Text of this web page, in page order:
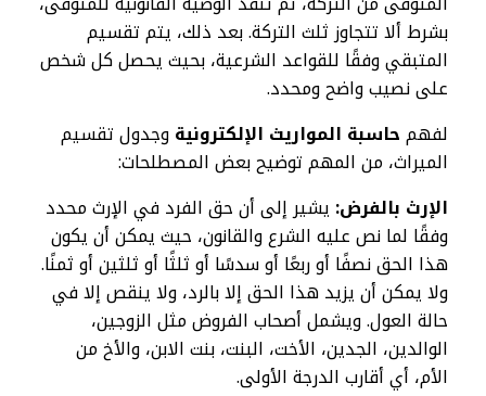
بشرط ألا تتجاوز ثلث التركة. بعد ذلك، يتم تقسيم
المتبقي وفقًا للقواعد الشرعية، بحيث يحصل كل شخص
على نصيب واضح ومحدد.
لفهمحاسبة المواريث الإلكترونيةوجدول تقسيم
الميراث، من المهم توضيح بعض المصطلحات:
الإرث بالفرض: يشير إلى أن حق الفرد في الإرث محدد
وفقًا لما نص عليه الشرع والقانون، حيث يمكن أن يكون
هذا الحق نصفًا أو ربعًا أو سدسًا أو ثلثًا أو ثلثين أو ثمنًا.
ولا يمكن أن يزيد هذا الحق إلا بالرد، ولا ينقص إلا في
حالة العول. ويشمل أصحاب الفروض مثل الزوجين،
الوالدين، الجدين، الأخت، البنت، بنت الابن، والأخ من
الأم، أي أقارب الدرجة الأولى.